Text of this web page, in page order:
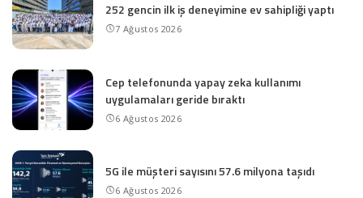
252 gencin ilk iş deneyimine ev sahipliği yaptı
7 Ağustos 2026
Cep telefonunda yapay zeka kullanımı
uygulamaları geride bıraktı
6 Ağustos 2026
5G ile müşteri sayısını 57.6 milyona taşıdı
6 Ağustos 2026